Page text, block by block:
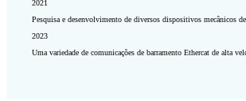
2021
Pesquisa e desenvolvimento de diversos dispositivos mecânicos
2023
Uma variedade de comunicações de barramento Ethercat de alta